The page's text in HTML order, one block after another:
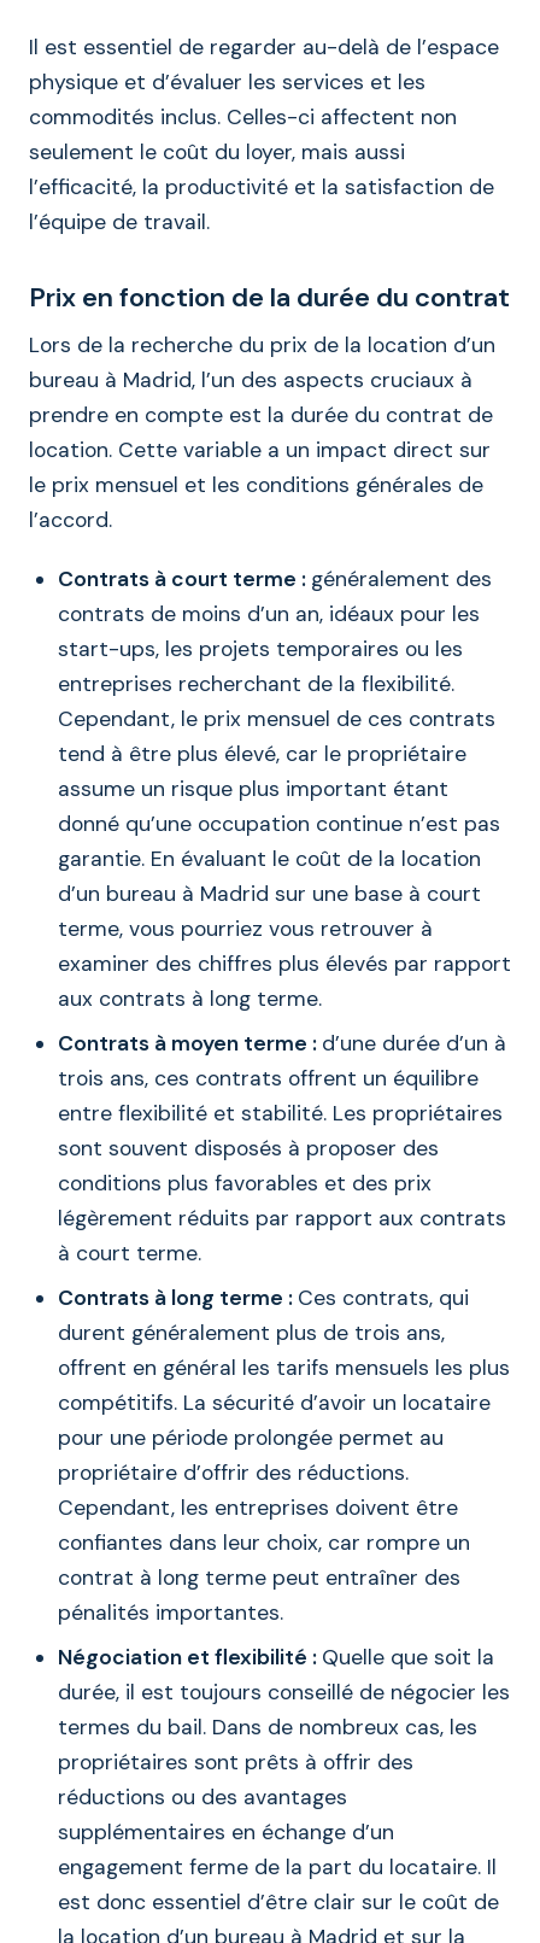
Il est essentiel de regarder au-delà de l’espace
physique et d’évaluer les services et les
commodités inclus. Celles-ci affectent non
seulement le coût du loyer, mais aussi
l’efficacité, la productivité et la satisfaction de
l’équipe de travail.
Prix en fonction de la durée du contrat
Lors de la recherche du prix de la location d’un
bureau à Madrid, l’un des aspects cruciaux à
prendre en compte est la durée du contrat de
location. Cette variable a un impact direct sur
le prix mensuel et les conditions générales de
l’accord.
Contrats à court terme : généralement des
contrats de moins d’un an, idéaux pour les
start-ups, les projets temporaires ou les
entreprises recherchant de la flexibilité.
Cependant, le prix mensuel de ces contrats
tend à être plus élevé, car le propriétaire
assume un risque plus important étant
donné qu’une occupation continue n’est pas
garantie. En évaluant le coût de la location
d’un bureau à Madrid sur une base à court
terme, vous pourriez vous retrouver à
examiner des chiffres plus élevés par rapport
aux contrats à long terme.
Contrats à moyen terme : d’une durée d’un à
trois ans, ces contrats offrent un équilibre
entre flexibilité et stabilité. Les propriétaires
sont souvent disposés à proposer des
conditions plus favorables et des prix
légèrement réduits par rapport aux contrats
à court terme.
Contrats à long terme : Ces contrats, qui
durent généralement plus de trois ans,
offrent en général les tarifs mensuels les plus
compétitifs. La sécurité d’avoir un locataire
pour une période prolongée permet au
propriétaire d’offrir des réductions.
Cependant, les entreprises doivent être
confiantes dans leur choix, car rompre un
contrat à long terme peut entraîner des
pénalités importantes.
Négociation et flexibilité : Quelle que soit la
durée, il est toujours conseillé de négocier les
termes du bail. Dans de nombreux cas, les
propriétaires sont prêts à offrir des
réductions ou des avantages
supplémentaires en échange d’un
engagement ferme de la part du locataire. Il
est donc essentiel d’être clair sur le coût de
la location d’un bureau à Madrid et sur la